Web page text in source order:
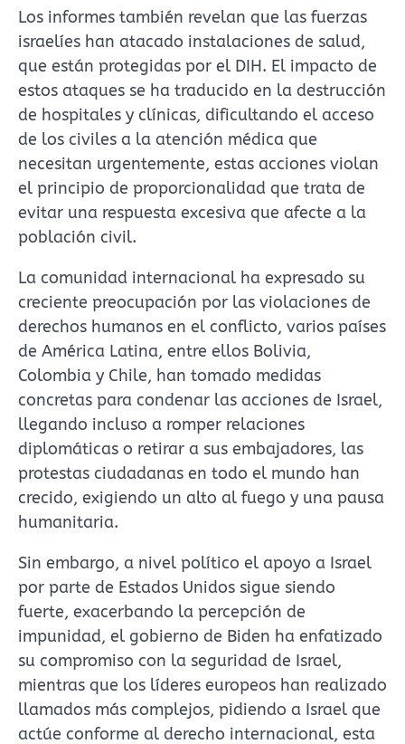
Los informes también revelan que las fuerzas
israelíes han atacado instalaciones de salud,
que están protegidas por el DIH. El impacto de
estos ataques se ha traducido en la destrucción
de hospitales y clínicas, dificultando el acceso
de los civiles a la atención médica que
necesitan urgentemente, estas acciones violan
el principio de proporcionalidad que trata de
evitar una respuesta excesiva que afecte a la
población civil.
La comunidad internacional ha expresado su
creciente preocupación por las violaciones de
derechos humanos en el conflicto, varios países
de América Latina, entre ellos Bolivia,
Colombia y Chile, han tomado medidas
concretas para condenar las acciones de Israel,
llegando incluso a romper relaciones
diplomáticas o retirar a sus embajadores, las
protestas ciudadanas en todo el mundo han
crecido, exigiendo un alto al fuego y una pausa
humanitaria.
Sin embargo, a nivel político el apoyo a Israel
por parte de Estados Unidos sigue siendo
fuerte, exacerbando la percepción de
impunidad, el gobierno de Biden ha enfatizado
su compromiso con la seguridad de Israel,
mientras que los líderes europeos han realizado
llamados más complejos, pidiendo a Israel que
actúe conforme al derecho internacional, esta